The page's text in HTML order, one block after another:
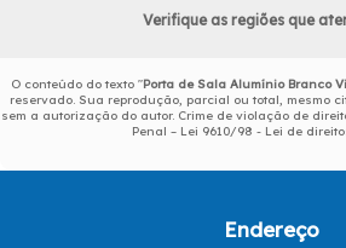
Verifique as regiões que
O conteúdo do texto "Porta de Sala Alumínio Branco
reservado. Sua reprodução, parcial ou total, mesmo
sem a autorização do autor. Crime de violação de
Penal – Lei 9610/98 - Lei de
Endereço